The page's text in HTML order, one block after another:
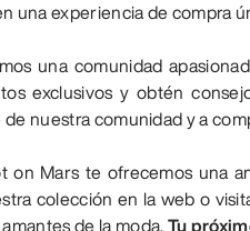
una experiencia de compra
una comunidad
exclusivos y obtén
nuestra comunidad y a
on Mars te ofrecemos una
colección en la web o
de la moda. Tu